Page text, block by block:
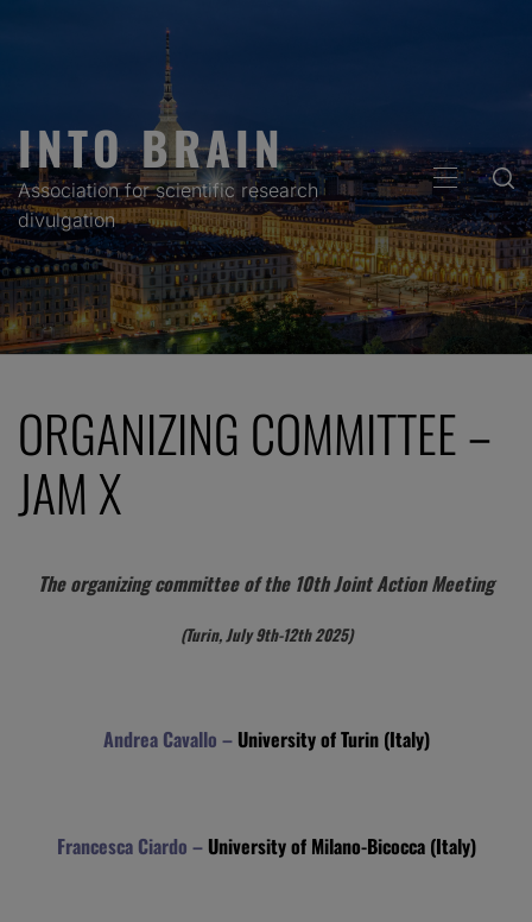
INTO BRAIN
Association for scientific research
divulgation
PRIMARY
MENU
ORGANIZING COMMITTEE –
JAM X
The organizing committee of the 10th Joint Action Meeting
(Turin, July 9th-12th 2025)
Andrea Cavallo – University of Turin (Italy)
Francesca Ciardo – University of Milano-Bicocca (Italy)